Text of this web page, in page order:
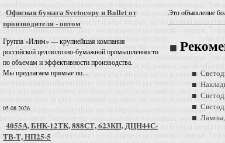
Офисная бумага Svetocopy и Ballet от
производителя - оптом
Группа «Илим» — крупнейшая компания
российской целлюлозно-бумажной промышленности
по объемам и эффективности производства.
Мы предлагаем прямые по...
05.08.2026
4055А, БНК-12ТК, 888СТ, 623КП, ДЦН44С-
ТВ-Т, НП25-5
Это объявление